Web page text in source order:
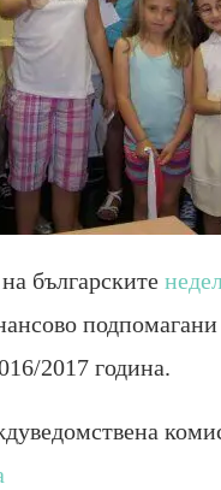
българските
2017 година.